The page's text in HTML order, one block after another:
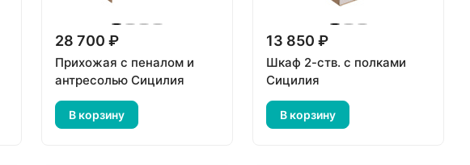
28 700 ₽
Прихожая с пеналом и
антресолью Сицилия
В корзину
13 850 ₽
Шкаф 2-ств. с полками
Сицилия
В корзину